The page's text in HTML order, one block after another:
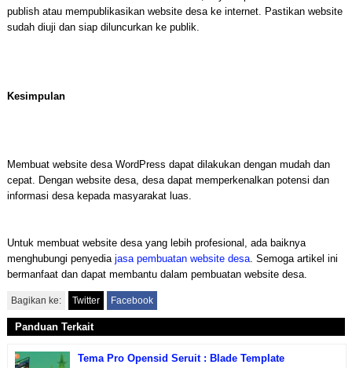
publish atau mempublikasikan website desa ke internet. Pastikan website
sudah diuji dan siap diluncurkan ke publik.
Kesimpulan
Membuat website desa WordPress dapat dilakukan dengan mudah dan
cepat. Dengan website desa, desa dapat memperkenalkan potensi dan
informasi desa kepada masyarakat luas.
Untuk membuat website desa yang lebih profesional, ada baiknya
menghubungi penyedia jasa pembuatan website desa. Semoga artikel ini
bermanfaat dan dapat membantu dalam pembuatan website desa.
Bagikan ke: Twitter Facebook
Panduan Terkait
Tema Pro Opensid Seruit : Blade Template